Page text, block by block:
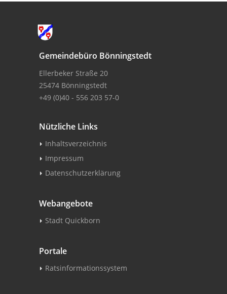
Gemeindebüro Bönningstedt
Ellerbeker Straße 20
25474 Bönningstedt
+49 (0)40 - 556 203 57-0
Nützliche Links
Inhaltsverzeichnis
Impressum
Datenschutzerklärung
Webangebote
Stadt Quickborn
Portale
Ratsinformationssystem